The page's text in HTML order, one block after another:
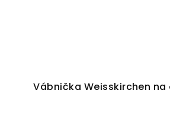
Vábnička Weisskirchen na